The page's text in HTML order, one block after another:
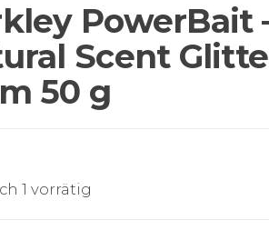
PowerBait
Scent
50 g
1 vorrätig